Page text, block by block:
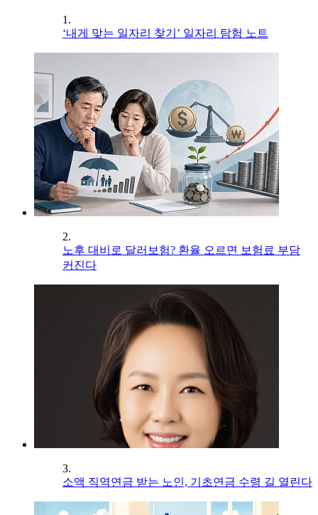
1.
‘내게 맞는 일자리 찾기’ 일자리 탐험 노트
2.
노후 대비로 달러보험? 환율 오르면 보험료 부담
커진다
3.
소액 직역연금 받는 노인, 기초연금 수령 길 열린다